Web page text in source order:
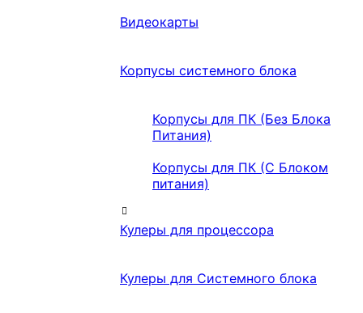
Видеокарты
Корпусы системного блока
Корпусы для ПК (Без Блока
Питания)
Корпусы для ПК (С Блоком
питания)
Кулеры для процессора
Кулеры для Системного блока